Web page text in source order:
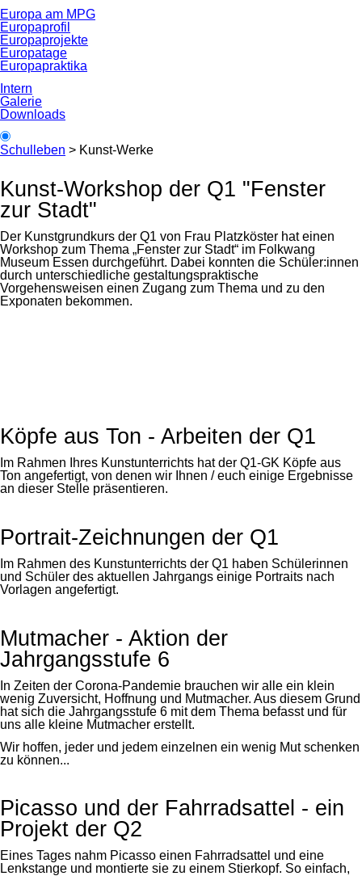
Europa am MPG
Europaprofil
Europaprojekte
Europatage
Europapraktika
Intern
Galerie
Downloads
Schulleben > Kunst-Werke
Kunst-Workshop der Q1 "Fenster
zur Stadt"
Der Kunstgrundkurs der Q1 von Frau Platzköster hat einen
Workshop zum Thema „Fenster zur Stadt“ im Folkwang
Museum Essen durchgeführt. Dabei konnten die Schüler:innen
durch unterschiedliche gestaltungspraktische
Vorgehensweisen einen Zugang zum Thema und zu den
Exponaten bekommen.
Köpfe aus Ton - Arbeiten der Q1
Im Rahmen Ihres Kunstunterrichts hat der Q1-GK Köpfe aus
Ton angefertigt, von denen wir Ihnen / euch einige Ergebnisse
an dieser Stelle präsentieren.
Portrait-Zeichnungen der Q1
Im Rahmen des Kunstunterrichts der Q1 haben Schülerinnen
und Schüler des aktuellen Jahrgangs einige Portraits nach
Vorlagen angefertigt.
Mutmacher - Aktion der
Jahrgangsstufe 6
In Zeiten der Corona-Pandemie brauchen wir alle ein klein
wenig Zuversicht, Hoffnung und Mutmacher. Aus diesem Grund
hat sich die Jahrgangsstufe 6 mit dem Thema befasst und für
uns alle kleine Mutmacher erstellt.
Wir hoffen, jeder und jedem einzelnen ein wenig Mut schenken
zu können...
Picasso und der Fahrradsattel - ein
Projekt der Q2
Eines Tages nahm Picasso einen Fahrradsattel und eine
Lenkstange und montierte sie zu einem Stierkopf. So einfach,